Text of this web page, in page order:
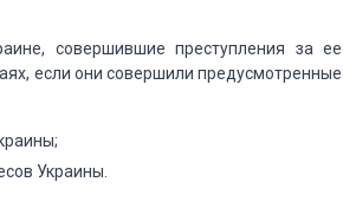
совершившие преступления за ее
если они совершили предусмотренные
Украины.